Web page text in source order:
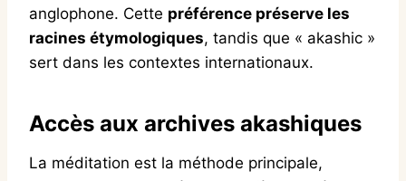
anglophone. Cette préférence préserve les
racines étymologiques, tandis que « akashic »
sert dans les contextes internationaux.
Accès aux archives akashiques
La méditation est la méthode principale,